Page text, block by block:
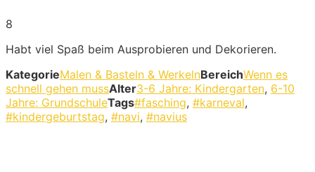
8
Habt viel Spaß beim Ausprobieren und Dekorieren.
KategorieMalen & Basteln & WerkelnBereichWenn es
schnell gehen mussAlter3-6 Jahre: Kindergarten, 6-10
Jahre: GrundschuleTags#fasching, #karneval,
#kindergeburtstag, #navi, #navius